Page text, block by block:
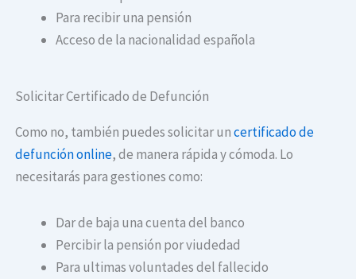
Para recibir una pensión
Acceso de la nacionalidad española
Solicitar Certificado de Defunción
Como no, también puedes solicitar uncertificado de
defunción online, de manera rápida y cómoda. Lo
necesitarás para gestiones como:
Dar de baja una cuenta del banco
Percibir la pensión por viudedad
Para ultimas voluntades del fallecido